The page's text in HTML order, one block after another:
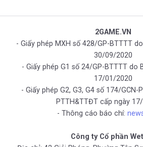
2GAME.VN
- Giấy phép MXH số 428/GP-BTTTT
30/09/2020
- Giấy phép G1 số 24/GP-BTTTT do
17/01/2020
- Giấy phép G2, G3, G4 số 174/
PTTH&TTĐT cấp ngày
- Thông cáo báo chí:
Công ty Cổ phần